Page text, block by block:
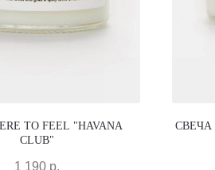
TO FEEL "HAVANA
CLUB"
1 190 р.
СВЕЧА